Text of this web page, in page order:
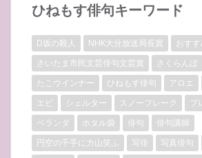
ひねもす俳句キーワード
D坂の殺人 NHK大分放送局長賞
おす
さいたま市民文芸俳句文芸賞
さくらんぼ
たこウインナー
ひねもす俳句 アロエ
エビ
シェルター スノーフレーク
ベランダ
ホタル袋 俳句
俳句講師
円空の千手に力山笑ふ
写俳 写真俳句